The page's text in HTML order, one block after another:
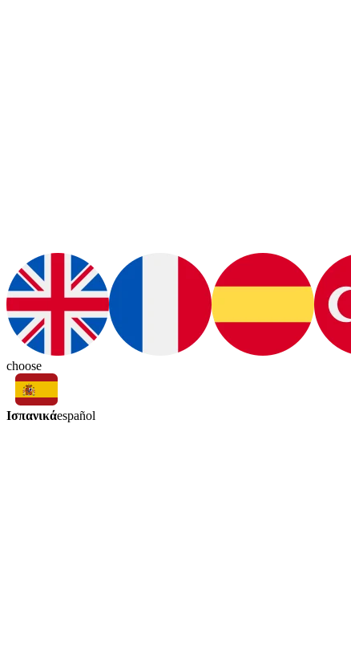
choose
Ισπανικάespañol